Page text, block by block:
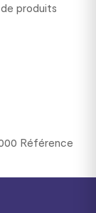
produits
Référence